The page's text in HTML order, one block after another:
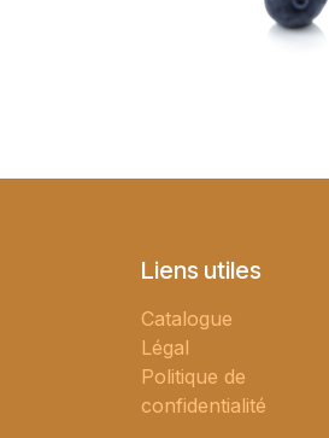
Liens utiles
Catalogue
Légal
Politique de
confidentialité